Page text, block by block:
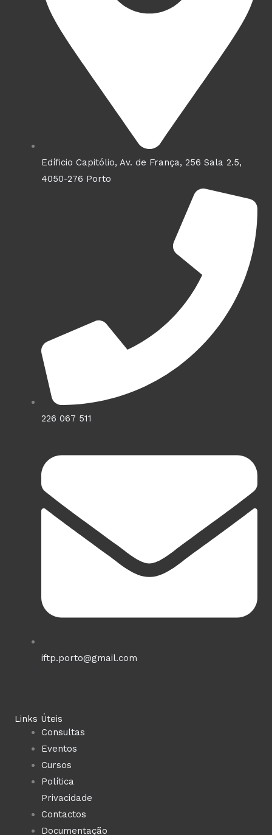
Edíficio Capitólio, Av. de França, 256 Sala 2.5,
4050-276 Porto
226 067 511
iftp.porto@gmail.com
Links Úteis
Consultas
Eventos
Cursos
Política
Privacidade
Contactos
Documentação